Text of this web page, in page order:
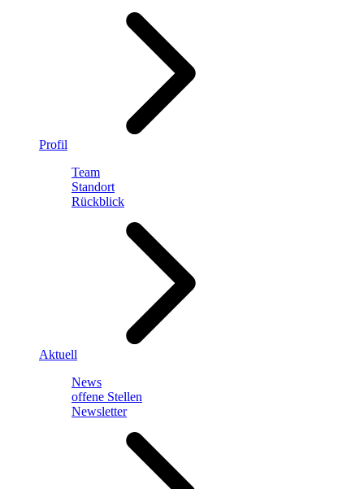
Profil
Team
Standort
Rückblick
Aktuell
News
offene Stellen
Newsletter